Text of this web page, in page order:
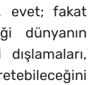
evet; fakat
dünyanın